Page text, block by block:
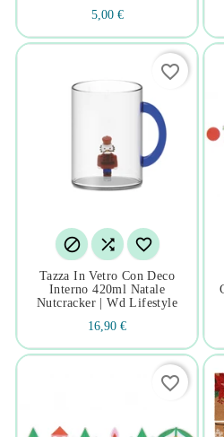
5,00 €
  
Tazza In Vetro Con Deco
Interno 420ml Natale
Nutcracker | Wd Lifestyle
16,90 €
favorite_border
favorite_border